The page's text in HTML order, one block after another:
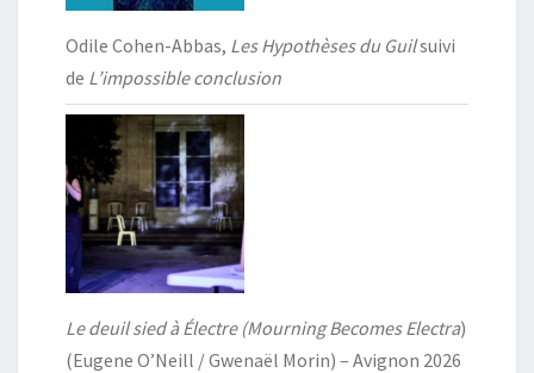
Odile Cohen-Abbas, Les Hypothèses du Guilsuivi
de L’impossible conclusion
Le deuil sied à Électre (Mourning Becomes Electra)
(Eugene O’Neill / Gwenaël Morin) – Avignon 2026